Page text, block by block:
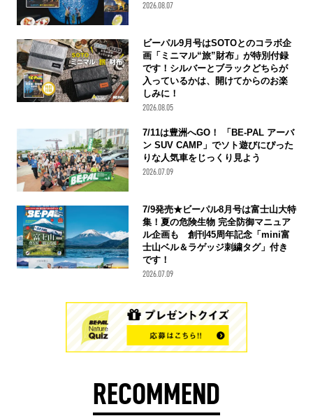
2026.08.07
ビーパル9月号はSOTOとのコラボ企
画「ミニマル“旅”財布」が特別付録
です！シルバーとブラックどちらが
入っているかは、開けてからのお楽
しみに！
2026.08.05
7/11は豊洲へGO！ 「BE-PAL アーバ
ン SUV CAMP」でソト遊びにぴった
りな人気車をじっくり見よう
2026.07.09
7/9発売★ビーパル8月号は富士山大特
集！夏の危険生物 完全防御マニュア
ル企画も 創刊45周年記念「mini富
士山ベル＆ラゲッジ刺繍タグ」付き
です！
2026.07.09
RECOMMEND